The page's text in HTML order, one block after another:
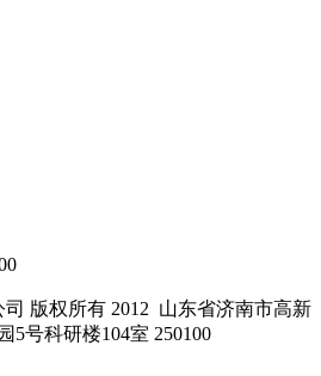
版权所有 2012 山东省济南市高新
5号科研楼104室 250100